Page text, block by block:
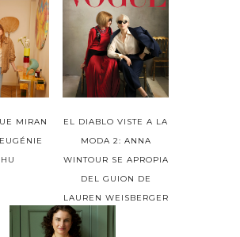
MIRAN
EL DIABLO VISTE A LA
MODA 2: ANNA
WINTOUR SE APROPIA
DEL GUION DE
LAUREN WEISBERGER